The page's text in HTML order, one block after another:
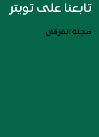
تابعنا على تويتر
مجلة الفرقان